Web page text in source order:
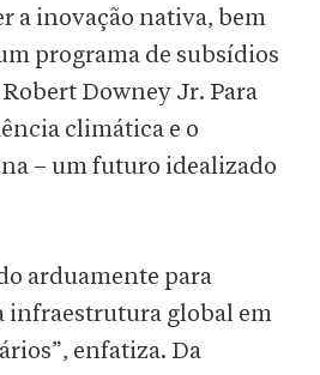
a inovação nativa, bem
programa de subsídios
Downey Jr. Para
climática e o
– um futuro idealizado
arduamente para
infraestrutura global em
enfatiza. Da